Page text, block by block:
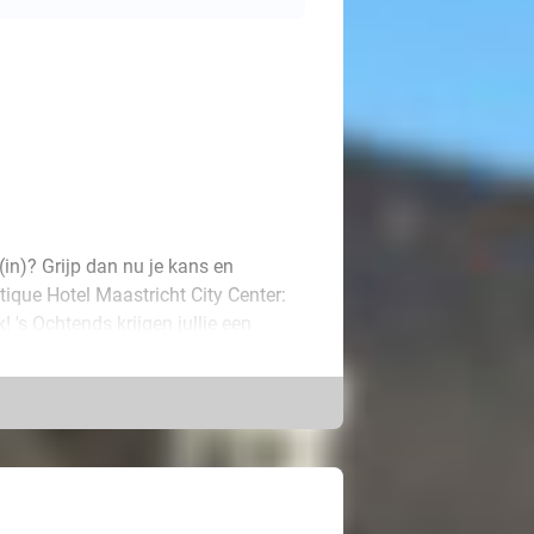
Grijp dan nu je kans en
Hotel Maastricht City Center:
Ochtends krijgen jullie een
alle moderne voorzieningen die
de stad in. Of neem bijvoorbeeld
minivakantie!